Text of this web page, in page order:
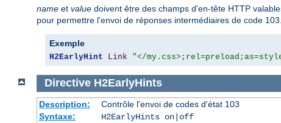
name et value doivent être des champs d'en-tête HTTP
pour permettre l'envoi de réponses intermédiaires de code
Exemple
H2EarlyHint Link "</
Directive H2EarlyHints
Description:
Contrôle l'envoi de codes d'état 103
Syntaxe:
H2EarlyHints on|off